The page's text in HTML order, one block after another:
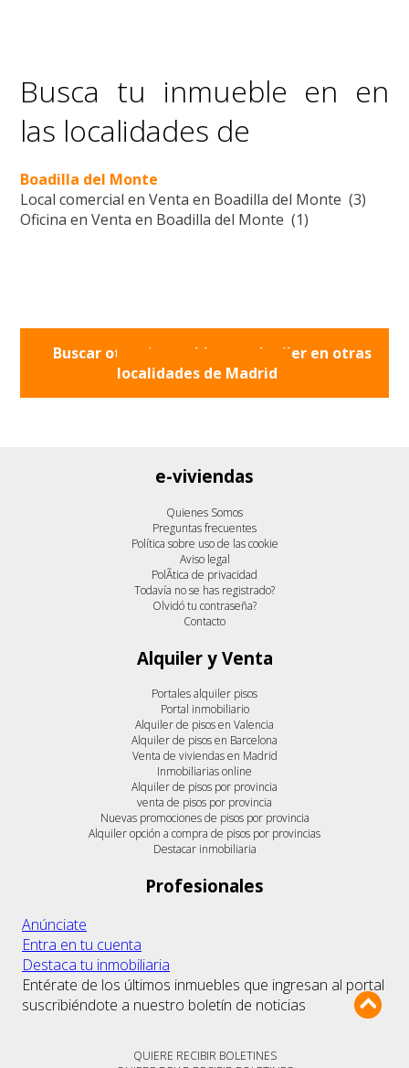
Busca tu inmueble en en
las localidades de
Boadilla del Monte
Local comercial en Venta en Boadilla del Monte (3)
Oficina en Venta en Boadilla del Monte (1)
Buscar otros inmuebles en alquiler en otras
localidades de Madrid
e-viviendas
Quienes Somos
Preguntas frecuentes
Política sobre uso de las cookie
Aviso legal
PolÃ­tica de privacidad
Todavía no se has registrado?
Olvidó tu contraseña?
Contacto
Alquiler y Venta
Portales alquiler pisos
Portal inmobiliario
Alquiler de pisos en Valencia
Alquiler de pisos en Barcelona
Venta de viviendas en Madrid
Inmobiliarias online
Alquiler de pisos por provincia
venta de pisos por provincia
Nuevas promociones de pisos por provincia
Alquiler opción a compra de pisos por provincias
Destacar inmobiliaria
Profesionales
Anúnciate
Entra en tu cuenta
Destaca tu inmobiliaria
Entérate de los últimos inmuebles que ingresan al portal
suscribiéndote a nuestro boletín de noticias
QUIERE RECIBIR BOLETINES